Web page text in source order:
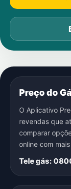
Preço do
O Aplicativo
revendas que
comparar
online com
Tele gás: